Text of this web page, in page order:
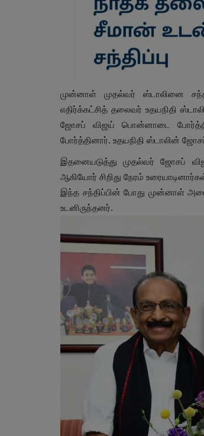
முன்னாள் முதல்வர் ஸ்டாலினை
எதிர்க்கட்சித் தலைவர் உதயநிதி
ஜோசப் விஜய் பொன்னாடை போர்த்தி
போர்த்தினார். உதயநிதி ஸ்டாலின்
இதனையடுத்து முதல்வர் ஜோசப்
ஆகியோர் சிறிது நேரம்
இந்த சந்திப்பின் போது முன்னாள்
உடனிருந்தனர்.
விளையாட்டு
தென்
இந்திய மகளிர்